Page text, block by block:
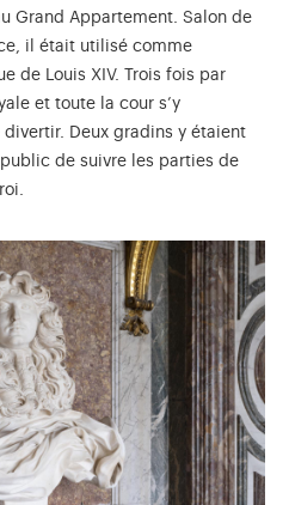
Grand Appartement. Salon de
il était utilisé comme
de Louis XIV. Trois fois par
et toute la cour s’y
Deux gradins y étaient
de suivre les parties de